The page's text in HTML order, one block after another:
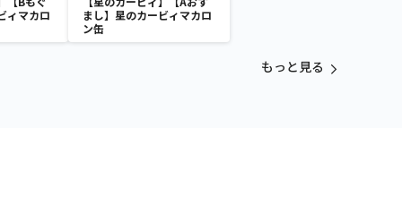
ィマカロ
まし】星のカービィマカロ
ン缶
もっと見る